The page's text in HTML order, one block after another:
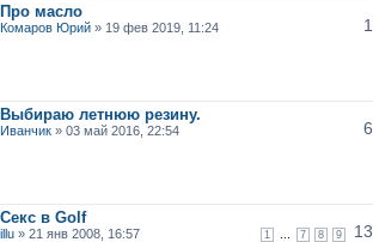
Про масло
Комаров Юрий » 19 фев 2019, 11:24 1
Выбираю летнюю резину.
Иванчик » 03 май 2016, 22:54 6
Секс в Golf
1 7 8 9
illu » 21 янв 2008, 16:57